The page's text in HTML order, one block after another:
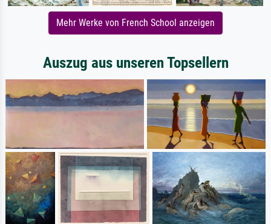
Mehr Werke von French School anzeigen
Auszug aus unseren Topsellern